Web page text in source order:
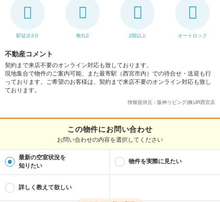
駅徒歩3分 敷礼0 2階以上 オートロック
不動産コメント
契約まで来店不要のオンライン対応も致しております。
現地集合で物件のご案内可能、また最寄駅（西宮市内）での待合せ・送迎も行
っております。ご希望のお客様は、契約まで来店不要のオンライン対応も致し
ております。
情報提供元：阪神リビング(株)JR西宮店
この物件にお問い合わせ
お問い合わせの内容を選択してください
最新の空室状況を
知りたい
物件を実際に見たい
詳しく教えて欲しい